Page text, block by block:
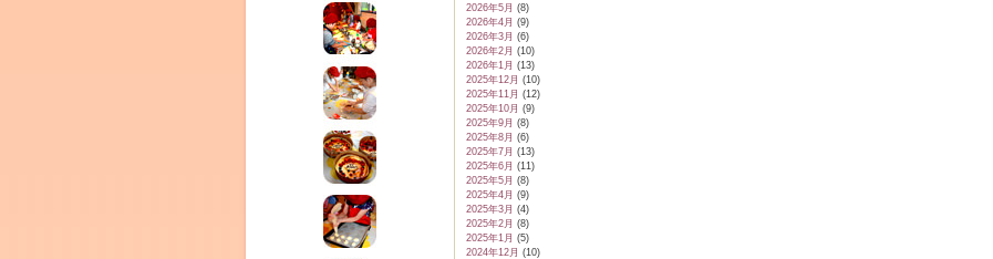
2026年5月 (8)
2026年4月 (9)
2026年3月 (6)
2026年2月 (10)
2026年1月 (13)
2025年12月 (10)
2025年11月 (12)
2025年10月 (9)
2025年9月 (8)
2025年8月 (6)
2025年7月 (13)
2025年6月 (11)
2025年5月 (8)
2025年4月 (9)
2025年3月 (4)
2025年2月 (8)
2025年1月 (5)
2024年12月 (10)